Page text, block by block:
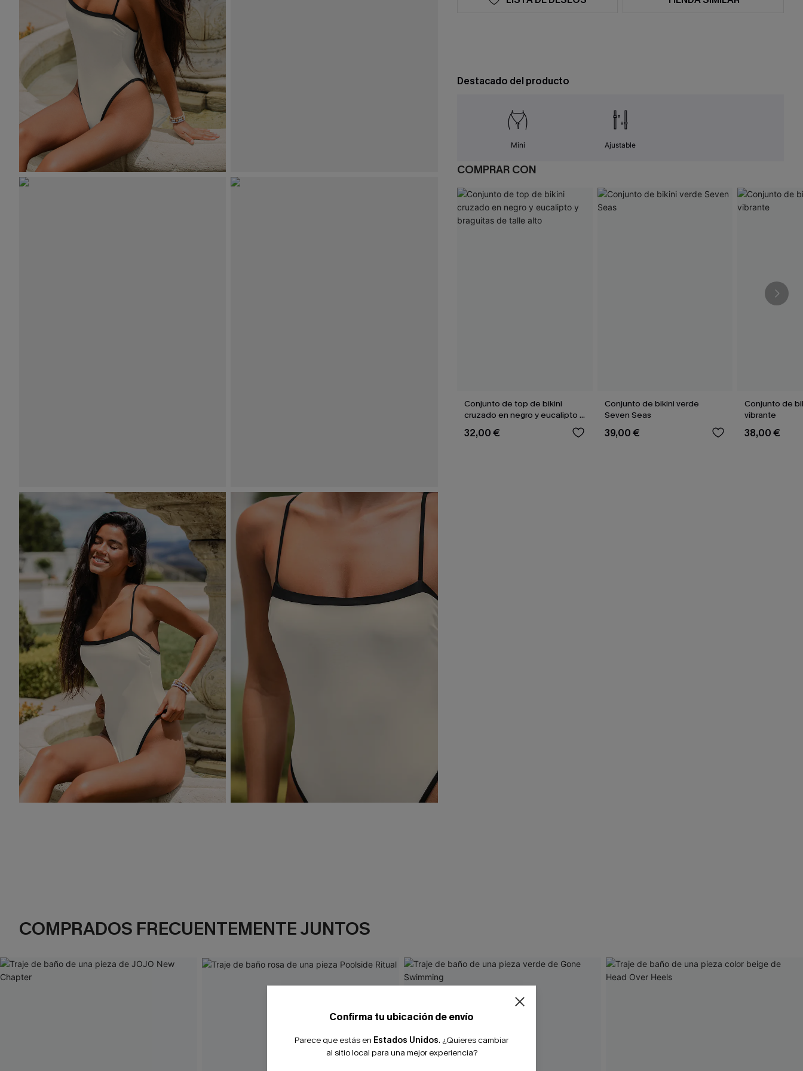
Destacado del producto
Mini Ajustable
COMPRAR CON
Conjunto de top de bikini
cruzado en negro y eucalipto y
braguitas de talle alto
32,00 €
Conjunto de bikini verde
Seven Seas
39,00 €
Conjunto de
vibrante
38,00 €
COMPRADOS FRECUENTEMENTE JUNTOS
Confirma tu ubicación de envío
Parece que estás en Estados Unidos. ¿Quieres cambiar
al sitio local para una mejor experiencia?
-10% extra sin compra mínima